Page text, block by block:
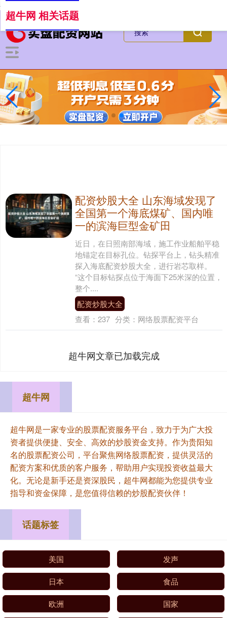
-->
超牛网 相关话题
配资炒股大全 山东海域发现了
全国第一个海底煤矿、国内唯
一的滨海巨型金矿田
近日，在日照南部海域，施工作业船舶平稳
地锚定在目标孔位。钻探平台上，钻头精准
探入海底配资炒股大全，进行岩芯取样。
“这个目标钻探点位于海面下25米深的位置，
整个....
配资炒股大全
查看： 237 分类： 网络股票配资平台
超牛网文章已加载完成
超牛网
超牛网是一家专业的股票配资服务平台，致力于为广大投
资者提供便捷、安全、高效的炒股资金支持。作为贵阳知
名的股票配资公司，平台聚焦网络股票配资，提供灵活的
配资方案和优质的客户服务，帮助用户实现投资收益最大
化。无论是新手还是资深股民，超牛网都能为您提供专业
指导和资金保障，是您值得信赖的炒股配资伙伴！
话题标签
美国 发声
日本 食品
欧洲 国家